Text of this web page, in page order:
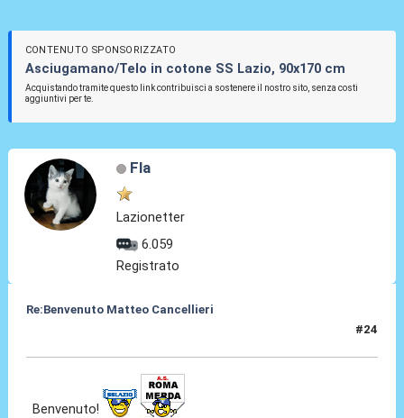
CONTENUTO SPONSORIZZATO
Asciugamano/Telo in cotone SS Lazio, 90x170 cm
Acquistando tramite questo link contribuisci a sostenere il nostro sito, senza costi
aggiuntivi per te.
Fla
Lazionetter
6.059
Registrato
Re:Benvenuto Matteo Cancellieri
#24
Benvenuto!